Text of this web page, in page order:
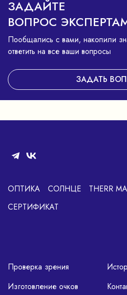
ЗАДАЙТЕ
ВОПРОС
Пообщались с вами, накопили
ответить на все ваши вопросы
ЗАДАТЬ
ОПТИКА СОЛНЦЕ THERR
СЕРТИФИКАТ
Проверка зрения
Изготовление очков